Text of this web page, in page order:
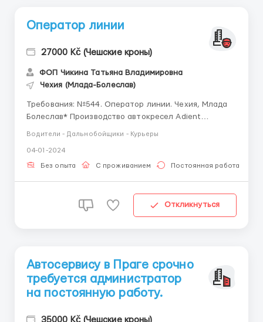
Оператор линии
27000 Kč (Чешские кроны)
ФОП Чикина Татьяна Владимировна
Чехия (Млада-Болеслав)
Требования: №544. Оператор линии. Чехия, Млада
Болеслав* Производство автокресел Adient
сборочных линиях сбор металлических каркасов
сидений для автомобиля визуальный контроль ...
Водители - Дальнобойщики - Курьеры
04-01-2024
Без опыта С проживанием Постоянная работа
Откликнуться
Автосервису в Праге срочно
требуется администратор
на постоянную работу.
35000 Kč (Чешские кроны)